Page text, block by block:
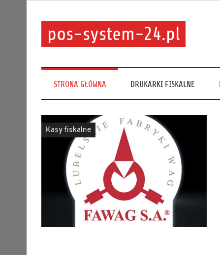
pos-system-24.pl
STRONA GŁÓWNA DRUKARKI FISKALNE
Kasy fiskalne